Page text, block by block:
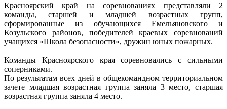
Красноярский край на соревнованиях представляли 2
команды, старшей и младшей возрастных групп,
сформированные из обучающихся Емельяновского и
Козульского районов, победителей краевых соревнований
учащихся «Школа безопасности», дружин юных пожарных.
Команды Красноярского края соревновались с сильными
соперниками.
По результатам всех дней в общекомандном территориальном
зачете младшая возрастная группа заняла 3 место, старшая
возрастная группа заняла 4 место.